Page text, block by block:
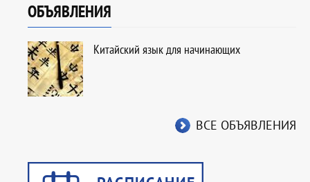
ОБЪЯВЛЕНИЯ
Китайский язык для начинающих
ВСЕ ОБЪЯВЛЕНИЯ